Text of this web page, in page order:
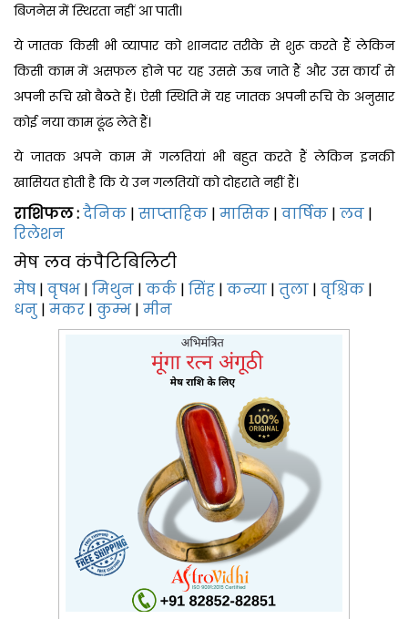
बिजनेस में स्‍थिरता नहीं आ पाती।
ये जातक किसी भी व्‍यापार को शानदार तरीके से शुरू करते हैं लेकिन
किसी काम में असफल होने पर यह उससे ऊब जाते हैं और उस कार्य से
अपनी रूचि खो बैठते हैं। ऐसी स्थिति में यह जातक अपनी रूचि के अनुसार
कोई नया काम ढूंढ लेते हैं।
ये जातक अपने काम में गलतियां भी बहुत करते हैं लेकिन इनकी
खासियत होती है कि ये उन गलतियों को दोहराते नहीं हैं।
राशिफल :दैनिक | साप्‍ताहिक | मासिक | वार्षिक | लव |
रिलेशन
मेष लव कंपैटिबिलिटी
मेष | वृषभ| मिथुन | कर्क | सिंह | कन्या | तुला | वृश्चिक |
धनु | मकर | कुम्भ| मीन